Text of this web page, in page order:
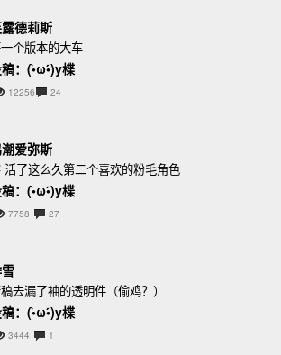
德莉斯
个版本的大车
：(•̀ω•́)y楪
12256 24
爱弥斯
活了这么久第二个喜欢的粉毛角色
：(•̀ω•́)y楪
7758 27
去漏了袖的透明件（偷鸡？）
：(•̀ω•́)y楪
3444 1